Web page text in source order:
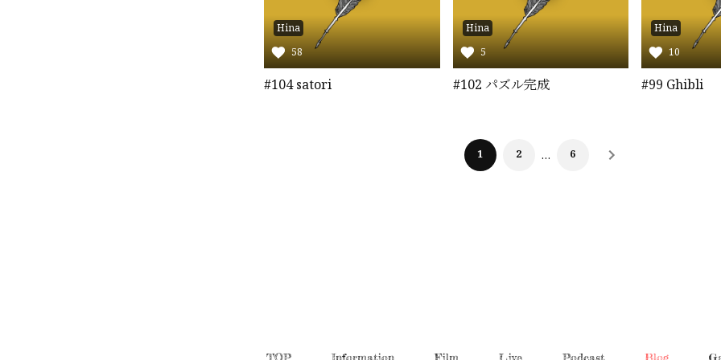
Hina
58
#104 satori
Hina
5
#102 パズル完成
Hina
10
#99 Ghibli
1 2 … 6